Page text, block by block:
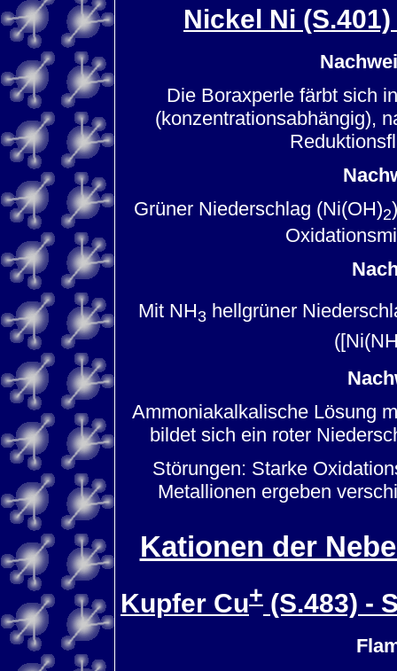
Nickel Ni
Die Boraxperle färbt sich
(konzentrationsabhängig),
Grüner Niederschlag (Ni(OH)2
Mit NH3 hellgrüner
Ammoniakalkalische Lösung
bildet sich ein roter
Störungen: Starke
Metallionen ergeben
Kationen der
Kupfer Cu+ (S.483) -